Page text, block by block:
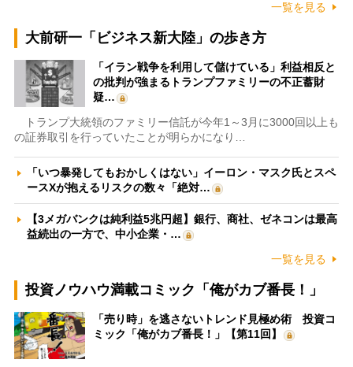
一覧を見る
大前研一「ビジネス新大陸」の歩き方
「イラン戦争を利用して儲けている」利益相反と
の批判が強まるトランプファミリーの不正蓄財
疑…
トランプ大統領のファミリー信託が今年1～3月に3000回以上も
の証券取引を行っていたことが明らかになり…
「いつ暴発してもおかしくはない」イーロン・マスク氏とスペ
ースXが抱えるリスクの数々「絶対…
【3メガバンクは純利益5兆円超】銀行、商社、ゼネコンは最高
益続出の一方で、中小企業・…
一覧を見る
投資ノウハウ満載コミック「俺がカブ番長！」
「売り時」を逃さないトレンド見極め術 投資コ
ミック「俺がカブ番長！」【第11回】